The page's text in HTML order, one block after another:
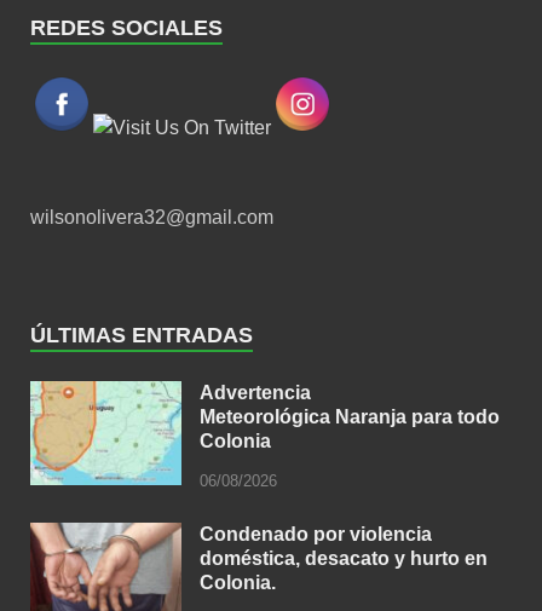
REDES SOCIALES
wilsonolivera32@gmail.com
ÚLTIMAS ENTRADAS
Advertencia
Meteorológica Naranja para todo
Colonia
06/08/2026
Condenado por violencia
doméstica, desacato y hurto en
Colonia.